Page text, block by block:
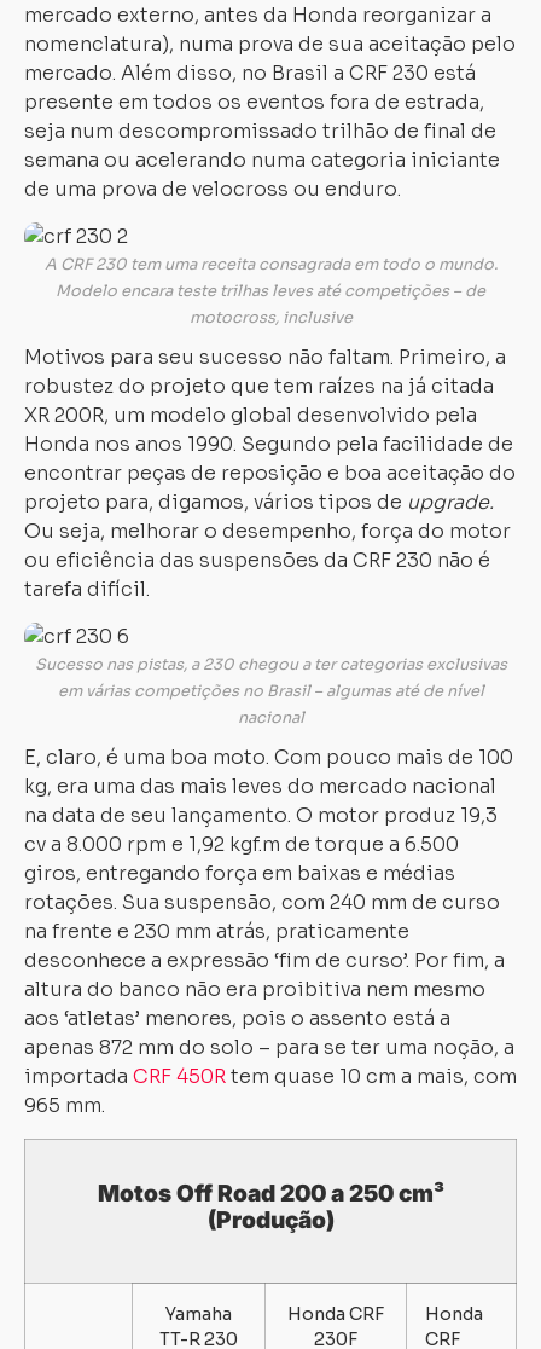
mercado externo, antes da Honda reorganizar a
nomenclatura), numa prova de sua aceitação pelo
mercado. Além disso, no Brasil a CRF 230 está
presente em todos os eventos fora de estrada,
seja num descompromissado trilhão de final de
semana ou acelerando numa categoria iniciante
de uma prova de velocross ou enduro.
A CRF 230 tem uma receita consagrada em todo o mundo.
Modelo encara teste trilhas leves até competições – de
motocross, inclusive
Motivos para seu sucesso não faltam. Primeiro, a
robustez do projeto que tem raízes na já citada
XR 200R, um modelo global desenvolvido pela
Honda nos anos 1990. Segundo pela facilidade de
encontrar peças de reposição e boa aceitação do
projeto para, digamos, vários tipos de upgrade.
Ou seja, melhorar o desempenho, força do motor
ou eficiência das suspensões da CRF 230 não é
tarefa difícil.
Sucesso nas pistas, a 230 chegou a ter categorias exclusivas
em várias competições no Brasil – algumas até de nível
nacional
E, claro, é uma boa moto. Com pouco mais de 100
kg, era uma das mais leves do mercado nacional
na data de seu lançamento. O motor produz 19,3
cv a 8.000 rpm e 1,92 kgf.m de torque a 6.500
giros, entregando força em baixas e médias
rotações. Sua suspensão, com 240 mm de curso
na frente e 230 mm atrás, praticamente
desconhece a expressão ‘fim de curso’. Por fim, a
altura do banco não era proibitiva nem mesmo
aos ‘atletas’ menores, pois o assento está a
apenas 872 mm do solo – para se ter uma noção, a
importada CRF 450Rtem quase 10 cm a mais, com
965 mm.
Motos Off Road 200 a 250 cm³
(Produção)
Yamaha
TT-R 230
Honda CRF
230F
Honda
CRF